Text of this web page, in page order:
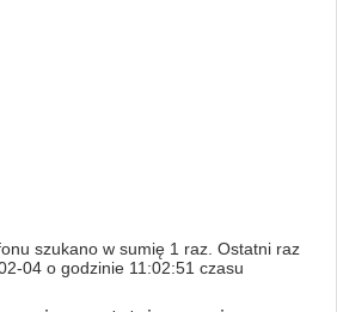
szukano w sumię 1 raz. Ostatni raz
04 o godzinie 11:02:51 czasu